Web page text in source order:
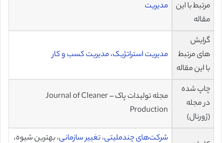
مرتبط با این
مقاله
مدیریت
گرایش
های مرتبط
با این مقاله
مدیریت استراتژیک،مدیریت کسب و کار
چاپ شده
در مجله
(ژورنال)
مجله تولیدات پاک – Journal of Cleaner
Production
شرکت‌های چندملیتی،تغییر سازمانی، بهترین شیوه،